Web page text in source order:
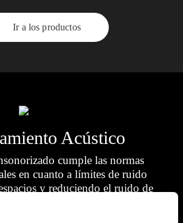
Ir a los productos
Acústico
cumple las normas
en cuanto a límites de ruido
y reduciendo el ruido de
dB). El vidrio insonorizado se
en función del tipo de proyecto,